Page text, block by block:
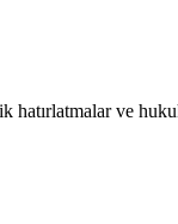
hatırlatmalar ve